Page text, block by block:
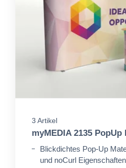
3 Artikel
myMEDIA 2135 PopUp
Blickdichtes Pop-Up
und noCurl Eigenschaften